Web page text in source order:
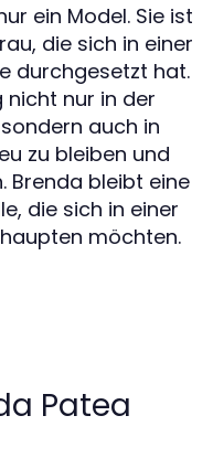
ein Model. Sie ist
die sich in einer
durchgesetzt hat.
nicht nur in der
auch in
zu bleiben und
Brenda bleibt eine
die sich in einer
möchten.
Patea